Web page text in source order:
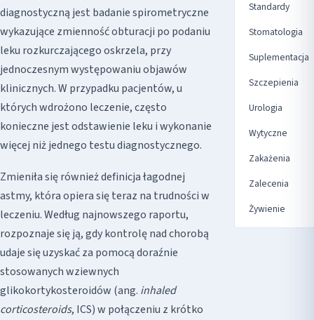
diagnostyczną jest badanie spirometryczne
wykazujące zmienność obturacji po podaniu
leku rozkurczającego oskrzela, przy
jednoczesnym występowaniu objawów
klinicznych. W przypadku pacjentów, u
których wdrożono leczenie, często
konieczne jest odstawienie leku i wykonanie
więcej niż jednego testu diagnostycznego.
Zmieniła się również definicja łagodnej
astmy, która opiera się teraz na trudności w
leczeniu. Według najnowszego raportu,
rozpoznaje się ją, gdy kontrolę nad chorobą
udaje się uzyskać za pomocą doraźnie
stosowanych wziewnych
glikokortykosteroidów (ang. inhaled
corticosteroids, ICS) w połączeniu z krótko
Standardy
Stomatologia
Suplementacja
Szczepienia
Urologia
Wytyczne
Zakażenia
Zalecenia
Żywienie